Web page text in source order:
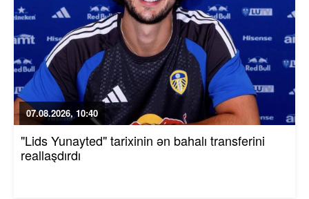
07.08.2026, 10:40
"Lids Yunayted" tarixinin ən bahalı transferini
reallaşdırdı